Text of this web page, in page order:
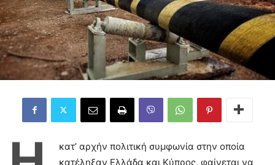
κατ’ αρχήν πολιτική συμφωνία στην οποία
κατέληξαν Ελλάδα και Κύπρος, φαίνεται να